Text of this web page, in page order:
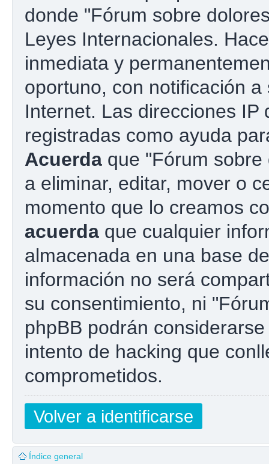
donde "Fórum sobre
Leyes Internacionales.
inmediata y
oportuno, con notificación
Internet. Las direcciones
registradas como ayuda
Acuerda que "Fórum
a eliminar, editar, mover o
momento que lo creamos
acuerda que cualquier
almacenada en una base
información no será
su consentimiento, ni
phpBB podrán
intento de hacking que
comprometidos.
Volver a identificarse
Índice general